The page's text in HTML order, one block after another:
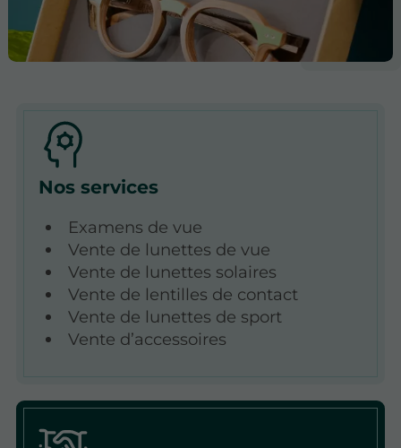
Nos services
Examens de vue
Vente de lunettes de vue
Vente de lunettes solaires
Vente de lentilles de contact
Vente de lunettes de sport
Vente d’accessoires